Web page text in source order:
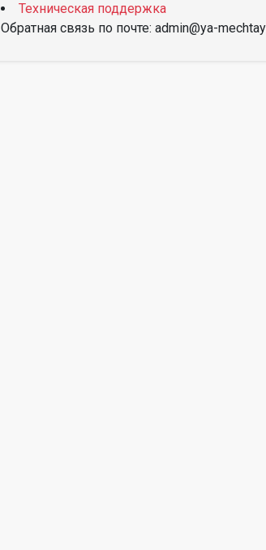
Техническая поддержка
Обратная связь по почте: admin@ya-